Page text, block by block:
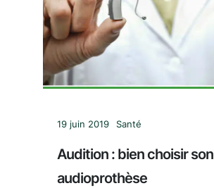
19 juin 2019 Santé
Audition : bien choisir son
audioprothèse